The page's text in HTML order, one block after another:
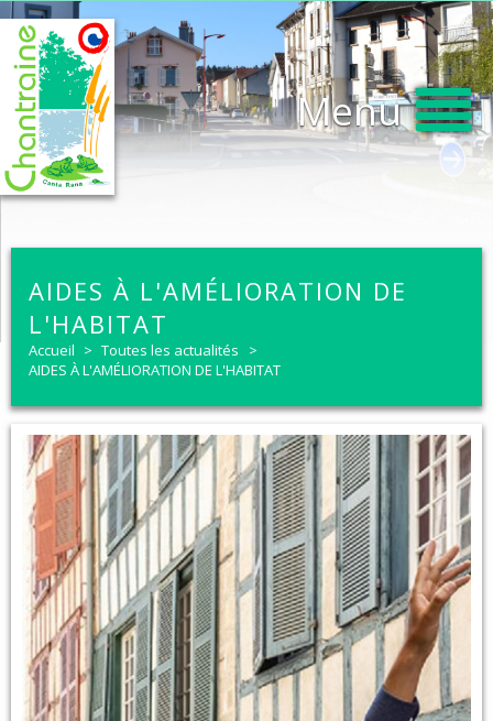
Menu
AIDES À L'AMÉLIORATION DE
L'HABITAT
Accueil > Toutes les actualités
>
AIDES À L'AMÉLIORATION DE L'HABITAT